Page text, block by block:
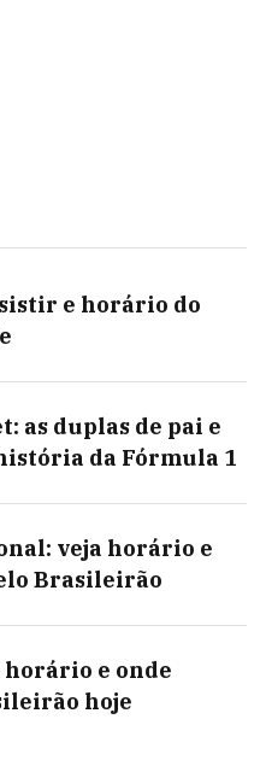
e horário do
as duplas de pai e
da Fórmula 1
veja horário e
Brasileirão
e onde
hoje